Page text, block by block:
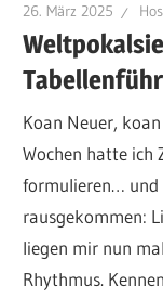
26. März 2025
Koan Neuer,
Wochen hatte ich
formulieren… und
rausgekommen:
liegen mir nun
Rhythmus.